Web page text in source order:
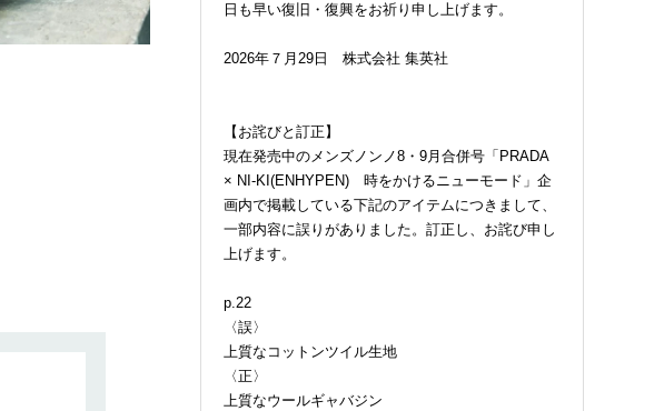
2026.07.27
BEAUTY
日も早い復旧・復興をお祈り申し上げます。
2026年７月29日 株式会社 集英社
【お詫びと訂正】
現在発売中のメンズノンノ8・9月合併号「PRADA
× NI-KI(ENHYPEN) 時をかけるニューモード」企
画内で掲載している下記のアイテムにつきまして、
一部内容に誤りがありました。訂正し、お詫び申し
上げます。
p.22
〈誤〉
上質なコットンツイル生地
〈正〉
上質なウールギャバジン